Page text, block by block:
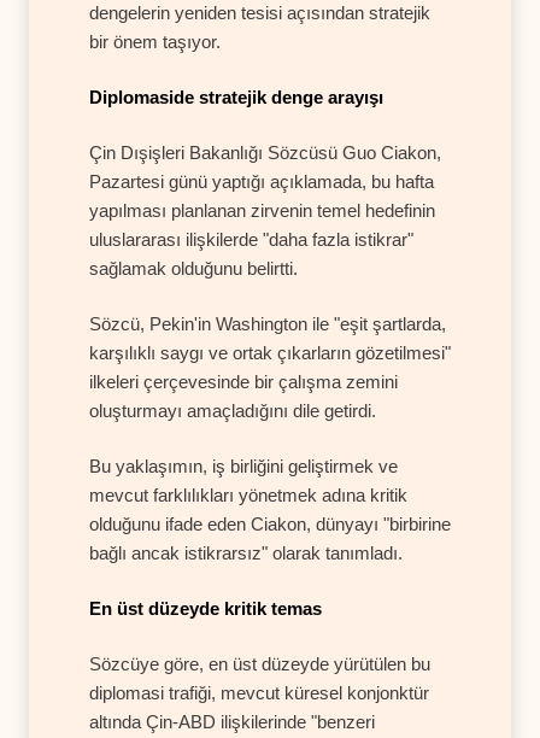
dengelerin yeniden tesisi açısından stratejik
bir önem taşıyor.
Diplomaside stratejik denge arayışı
Çin Dışişleri Bakanlığı Sözcüsü Guo Ciakon,
Pazartesi günü yaptığı açıklamada, bu hafta
yapılması planlanan zirvenin temel hedefinin
uluslararası ilişkilerde "daha fazla istikrar"
sağlamak olduğunu belirtti.
Sözcü, Pekin'in Washington ile "eşit şartlarda,
karşılıklı saygı ve ortak çıkarların gözetilmesi"
ilkeleri çerçevesinde bir çalışma zemini
oluşturmayı amaçladığını dile getirdi.
Bu yaklaşımın, iş birliğini geliştirmek ve
mevcut farklılıkları yönetmek adına kritik
olduğunu ifade eden Ciakon, dünyayı "birbirine
bağlı ancak istikrarsız" olarak tanımladı.
En üst düzeyde kritik temas
Sözcüye göre, en üst düzeyde yürütülen bu
diplomasi trafiği, mevcut küresel konjonktür
altında Çin-ABD ilişkilerinde "benzeri